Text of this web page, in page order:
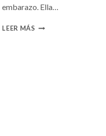
embarazo. Ella…
LEER MÁS CONSULTA